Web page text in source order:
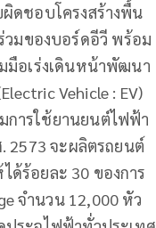
ดชอบโครงสร้างพื้น
มของบอร์ดอีวี พร้อม
มือเร่งเดินหน้าพัฒนา
Vehicle : EV)
การใช้ยานยนต์ไฟฟ้า
2573 จะผลิตรถยนต์
ด้ร้อยละ 30 ของการ
จำนวน 12,000 หัว